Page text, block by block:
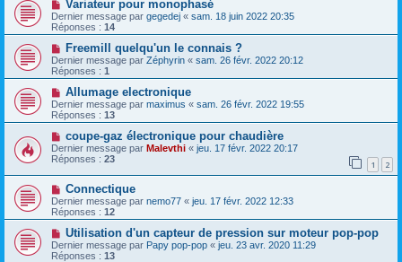
Variateur pour monophasé
Dernier message par gegedej « sam. 18 juin 2022 20:35
Réponses : 14
Freemill quelqu'un le connais ?
Dernier message par Zéphyrin « sam. 26 févr. 2022 20:12
Réponses : 1
Allumage electronique
Dernier message par maximus « sam. 26 févr. 2022 19:55
Réponses : 13
coupe-gaz électronique pour chaudière
Dernier message par Malevthi « jeu. 17 févr. 2022 20:17
Réponses : 23 1 2
Connectique
Dernier message par nemo77 « jeu. 17 févr. 2022 12:33
Réponses : 12
Utilisation d'un capteur de pression sur moteur pop-pop
Dernier message par Papy pop-pop « jeu. 23 avr. 2020 11:29
Réponses : 13